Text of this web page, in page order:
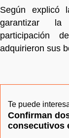
Según explicó
garantizar la
participación
adquirieron sus
Te puede
Confirman
consecutivos